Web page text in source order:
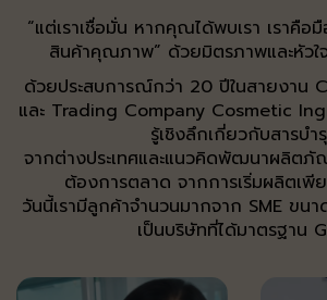
“แต่เราเชื่อมั่น หากคุณได้พบเรา เราคือ
สินค้าคุณภาพ” ด้วยมิตรภาพและหัวใ
ด้วยประสบการณ์กว่า 20 ปีในสายงาน
และ Trading Company Cosmetic
รู้เชิงลึกเกี่ยวกับสารบำ
จากต่างประเทศและแนวคิดพัฒนาผลิตภั
ต้องการตลาด จากการเริ่มผลิตเพี
วันนี้เรามีลูกค้าจำนวนมากจาก SME ขนา
เป็นบริษัทที่ได้มาตรฐาน